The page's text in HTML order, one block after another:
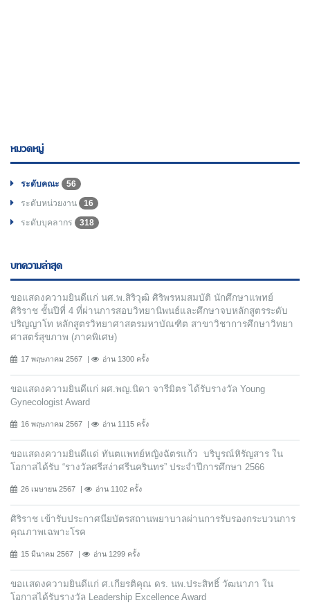
หมวดหมู่
ระดับคณะ
56
ระดับหน่วยงาน
16
ระดับบุคลากร
318
บทความล่าสุด
ขอแสดงความยินดีแก่ นศ.พ.สิริวุฒิ ศิริพรหมสมบัติ นักศึกษาแพทย์
ศิริราช ชั้นปีที่ 4 ที่ผ่านการสอบวิทยานิพนธ์และศึกษาจบหลักสูตรระดับ
ปริญญาโท หลักสูตรวิทยาศาสตรมหาบัณฑิต สาขาวิชาการศึกษาวิทยา
ศาสตร์สุขภาพ (ภาคพิเศษ)
17 พฤษภาคม 2567 อ่าน 1300 ครั้ง
ขอแสดงความยินดีแก่ ผศ.พญ.นิดา จารีมิตร ได้รับรางวัล Young
Gynecologist Award
16 พฤษภาคม 2567 อ่าน 1115 ครั้ง
ขอแสดงความยินดีแด่ ทันตแพทย์หญิงฉัตรแก้ว บริบูรณ์หิรัญสาร ใน
โอกาสได้รับ “รางวัลศรีสง่าศรีนครินทร” ประจำปีการศึกษา 2566
26 เมษายน 2567 อ่าน 1102 ครั้ง
ศิริราช เข้ารับประกาศนียบัตรสถานพยาบาลผ่านการรับรองกระบวนการ
คุณภาพเฉพาะโรค
15 มีนาคม 2567 อ่าน 1299 ครั้ง
ขอเเสดงความยินดีแก่ ศ.เกียรติคุณ ดร. นพ.ประสิทธิ์ วัฒนาภา ใน
โอกาสได้รับรางวัล Leadership Excellence Award